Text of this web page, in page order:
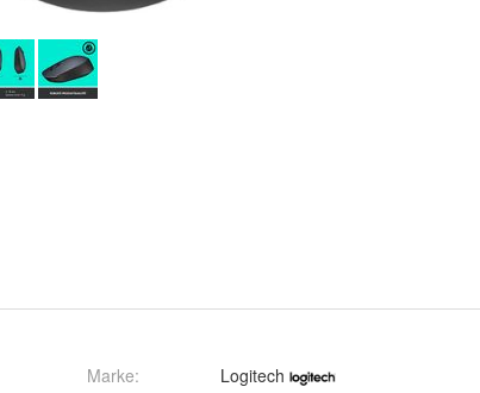
Marke:
Logitech